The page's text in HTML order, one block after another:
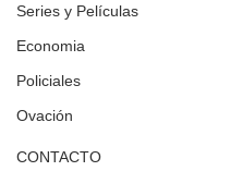
Series y Películas
Economia
Policiales
Ovación
CONTACTO